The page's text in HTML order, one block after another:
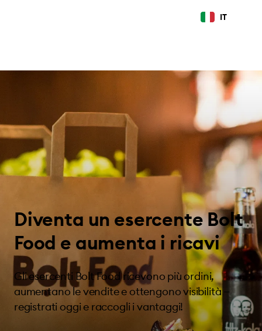
IT
Diventa un esercente Bolt
Food e aumenta i ricavi
Gli esercenti Bolt Food ricevono più ordini,
aumentano le vendite e ottengono visibilità —
registrati oggi e raccogli i vantaggi!